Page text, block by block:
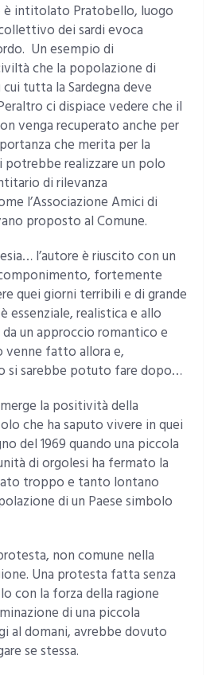
intitolato Pratobello, luogo
dei sardi evoca
Un esempio di
che la popolazione di
tutta la Sardegna deve
ci dispiace vedere che il
venga recuperato anche per
che merita per la
potrebbe realizzare un polo
di rilevanza
l’Associazione Amici di
proposto al Comune.
l’autore è riuscito con un
fortemente
quei giorni terribili e di grande
essenziale, realistica e allo
un approccio romantico e
venne fatto allora e,
si sarebbe potuto fare dopo…
la positività della
che ha saputo vivere in quei
del 1969 quando una piccola
di orgolesi ha fermato la
troppo e tanto lontano
di un Paese simbolo
non comune nella
Una protesta fatta senza
con la forza della ragione
di una piccola
al domani, avrebbe dovuto
se stessa.